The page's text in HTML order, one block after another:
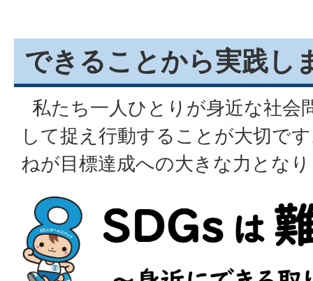
できることから実践し
私たち一人ひとりが身近な社会
して捉え行動することが大切で
ねが目標達成への大きな力とな